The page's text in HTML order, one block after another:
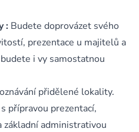
: Budete doprovázet svého
prezentace u majitelů a
i vy samostatnou
přidělené lokality.
přípravou prezentací,
administrativou